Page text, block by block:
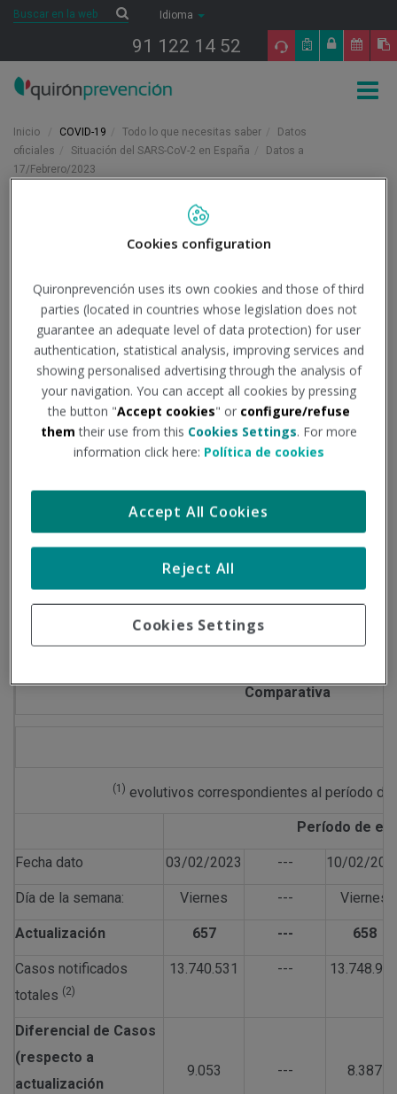
Saltar al contenido
Buscar
Idioma
91 122 14 52
Inicio COVID-19 Todo lo que necesitas saber
Datos
oficiales
Situación del SARS-CoV-2 en España
Datos a
17/Febrero/2023
Datos a 17/Febrero/2023
Institución - Fuente:Ministerio de Sanidad
Tipo de documento:Información oficial
Exponemos a continuación evolución de los principales
datos epidemiológicos, según las cifras publicadas en la
Información facilitada por el Ministerio de Sanidad
Comparativa
(1) evolutivos correspondientes al período de
Período de
Fecha dato 03/02/2023 --- 10/02/
Día de la semana: Viernes --- Viernes
Actualización 657 --- 658
Casos notificados
totales (2)
13.740.531 ---
Diferencial de Casos
(respecto a
actualización
9.053 --- 8.387
Cookies configuration
Quironprevención uses its own cookies and those of third
parties (located in countries whose legislation does not
guarantee an adequate level of data protection) for user
authentication, statistical analysis, improving services and
showing personalised advertising through the analysis of
your navigation. You can accept all cookies by pressing
the button "Accept cookies" or configure/refuse
them their use from this Cookies Settings. For more
information click here: Política de cookies
Cookies Settings
Reject All
Accept All Cookies